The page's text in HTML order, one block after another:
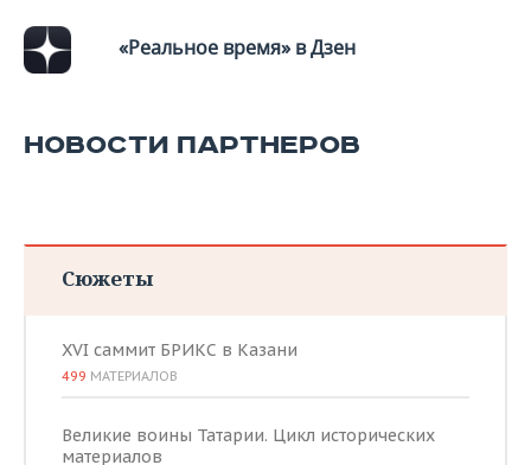
«Реальное время» в Дзен
НОВОСТИ ПАРТНЕРОВ
Сюжеты
XVI саммит БРИКС в Казани
499 МАТЕРИАЛОВ
Великие воины Татарии. Цикл исторических
материалов